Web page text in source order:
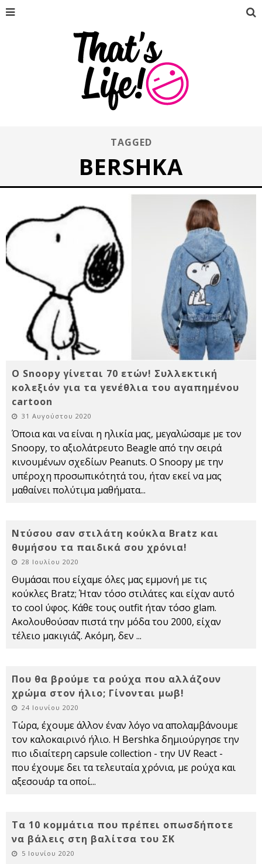
TAGGED
BERSHKA
O Snoopy γίνεται 70 ετών! Συλλεκτική
κολεξιόν για τα γενέθλια του αγαπημένου
cartoon
31 Αυγούστου 2020
Όποια και να είναι η ηλικία μας, μεγαλώσαμε με τον
Snoopy, το αξιολάτρευτο Beagle από την σειρά
κινουμένων σχεδίων Peanuts. Ο Snoopy με την
υπέροχη προσωπικότητά του, ήταν εκεί να μας
μαθαίνει πολύτιμα μαθήματα...
Ντύσου σαν στιλάτη κούκλα Bratz και
θυμήσου τα παιδικά σου χρόνια!
28 Ιουλίου 2020
Θυμάσαι που είχαμε όλες μας εμμονή με τις
κούκλες Bratz; Ήταν τόσο στιλάτες και είχαν αυτό
το cool ύφος. Κάθε τους outfit ήταν τόσο glam.
Ακολουθούσαν πιστά την μόδα του 2000, είχαν
τέλειο μακιγιάζ. Ακόμη, δεν ...
Που θα βρούμε τα ρούχα που αλλάζουν
χρώμα στον ήλιο; Γίνονται μωβ!
24 Ιουνίου 2020
Τώρα, έχουμε άλλον έναν λόγο να απολαμβάνουμε
τον καλοκαιρινό ήλιο. Η Bershka δημιούργησε την
πιο ιδιαίτερη capsule collection - την UV React -
που έχουμε δει τα τελευταία χρόνια, με ρούχα και
αξεσουάρ τα οποί...
Τα 10 κομμάτια που πρέπει οπωσδήποτε
να βάλεις στη βαλίτσα του ΣΚ
5 Ιουνίου 2020